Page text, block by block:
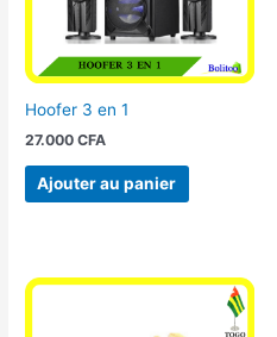
Hoofer 3 en 1
27.000CFA
Ajouter au panier